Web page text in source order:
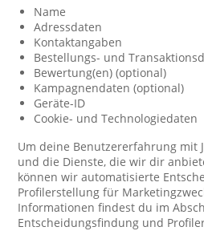
Name
Adressdaten
Kontaktangaben
Bestellungs- und
Bewertung(en) (optional)
Kampagnendaten (optional)
Geräte-ID
Cookie- und Technologiedaten
Um deine Benutzererfahrung mit
und die Dienste, die wir dir
können wir automatisierte
Profilerstellung für
Informationen findest du im
Entscheidungsfindung und